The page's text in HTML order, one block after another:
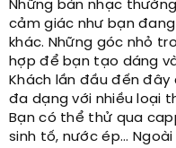
Những bản nhạc
cảm giác như bạn
khác. Những góc nhỏ
hợp để bạn tạo dáng
Khách lần đầu đến
đa dạng với nhiều loại
Bạn có thể thử qua
sinh tố, nước ép...